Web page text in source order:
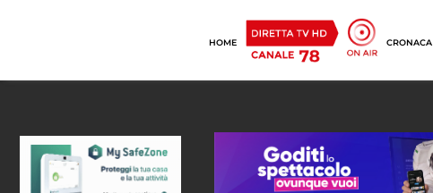
HOME CRONACA